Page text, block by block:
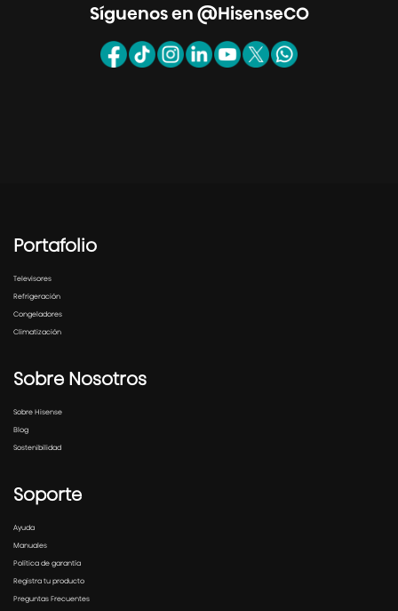
Síguenos en @HisenseCO
Portafolio
Televisores
Refrigeración
Congeladores
Climatización
Sobre Nosotros
Sobre Hisense
Blog
Sostenibilidad
Soporte
Ayuda
Manuales
Política de garantía
Registra tu producto
Preguntas Frecuentes